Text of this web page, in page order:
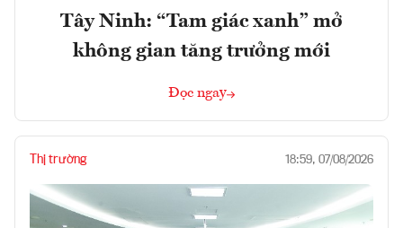
Tây Ninh: “Tam giác xanh” mở
không gian tăng trưởng mới
Đọc ngay
Thị trường 18:59, 07/08/2026